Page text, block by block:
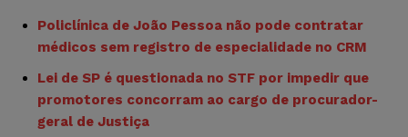
Policlínica de João Pessoa não pode contratar
médicos sem registro de especialidade no CRM
Lei de SP é questionada no STF por impedir que
promotores concorram ao cargo de procurador-
geral de Justiça